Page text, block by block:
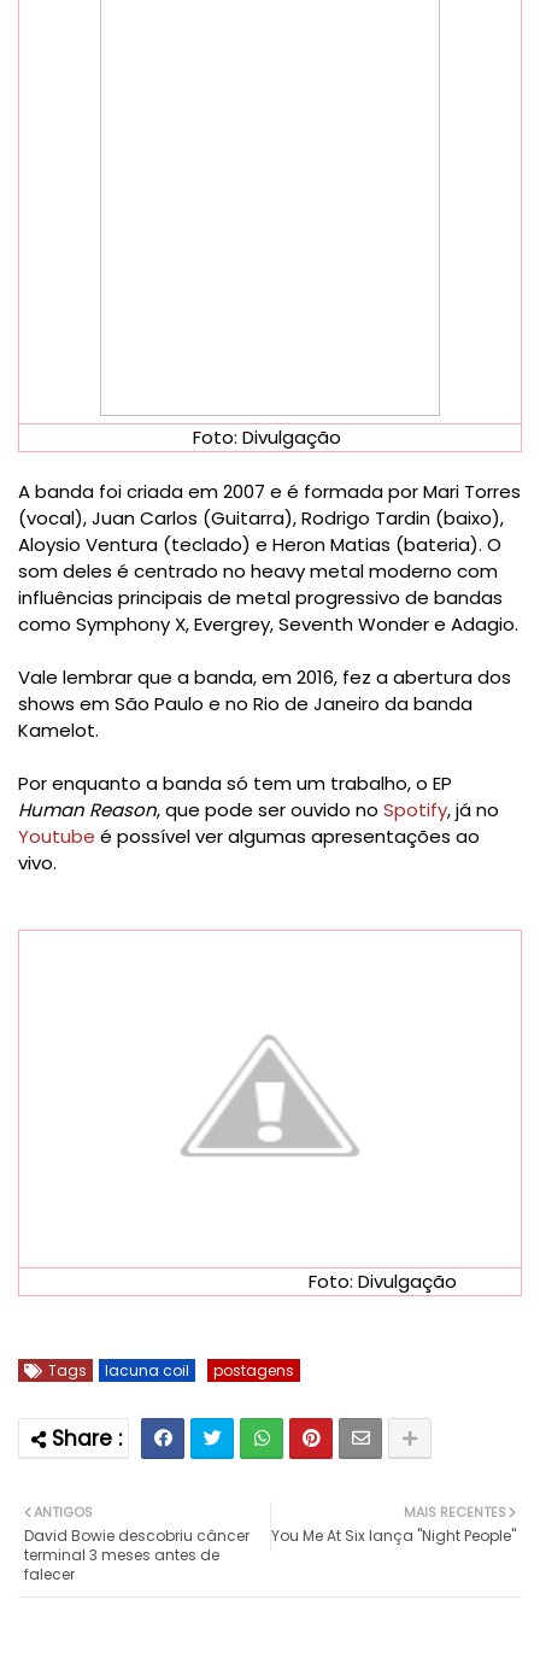
Foto: Divulgação
A banda foi criada em 2007 e é formada por Mari Torres
(vocal), Juan Carlos (Guitarra), Rodrigo Tardin (baixo),
Aloysio Ventura (teclado) e Heron Matias (bateria). O
som deles é centrado no heavy metal moderno com
influências principais de metal progressivo de bandas
como Symphony X, Evergrey, Seventh Wonder e Adagio.
Vale lembrar que a banda, em 2016, fez a abertura dos
shows em São Paulo e no Rio de Janeiro da banda
Kamelot.
Por enquanto a banda só tem um trabalho, o EP
Human Reason, que pode ser ouvido no Spotify, já no
Youtube é possível ver algumas apresentações ao
vivo.
Foto: Divulgação
Tags lacuna coil postagens
MAIS RECENTES
You Me At Six lança "Night People"
ANTIGOS
David Bowie descobriu câncer
terminal 3 meses antes de
falecer